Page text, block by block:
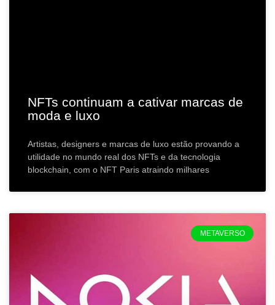
NFTs continuam a cativar marcas de
moda e luxo
Artistas, designers e marcas de luxo estão provando a
utilidade no mundo real dos NFTs e da tecnologia
blockchain, com o NFT Paris atraindo milhares
METAVERSO